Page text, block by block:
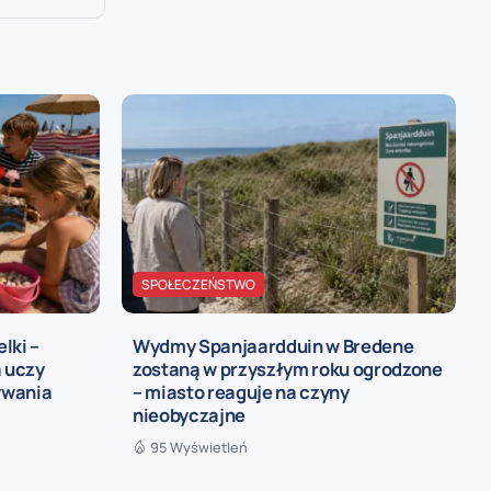
–
uczy
SPOŁECZEŃSTWO
Wydmy Spanjaardduin w Bredene
zostaną w przyszłym roku ogrodzone
– miasto reaguje na czyny
nieobyczajne
95 Wyświetleń